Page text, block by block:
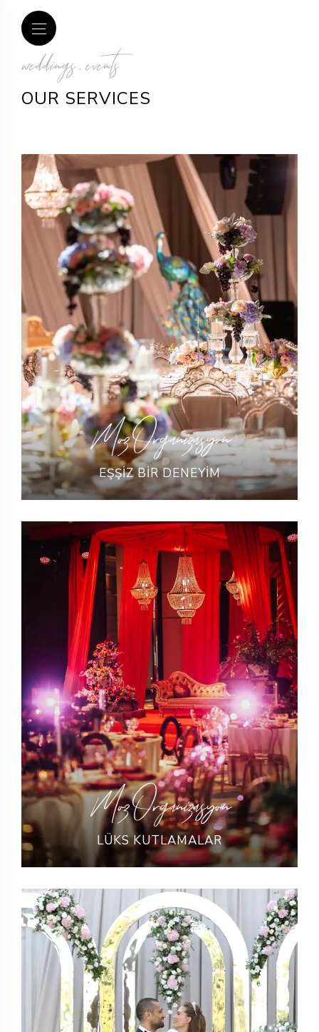
weddings . events
OUR SERVICES
Moz Organizasyon
EŞŞİZ BİR DENEYİM
Moz Organizasyon
LÜKS KUTLAMALAR